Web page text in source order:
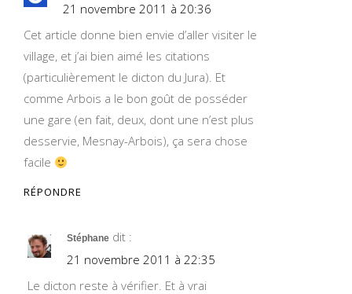
21 novembre 2011 à 20:36
Cet article donne bien envie d’aller visiter le
village, et j’ai bien aimé les citations
(particulièrement le dicton du Jura). Et
comme Arbois a le bon goût de posséder
une gare (en fait, deux, dont une n’est plus
desservie, Mesnay-Arbois), ça sera chose
facile
RÉPONDRE
Stéphane dit :
21 novembre 2011 à 22:35
Le dicton reste à vérifier. Et à vrai